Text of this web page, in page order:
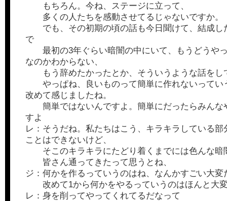
もちろん。今ね、ステージに立って、
多くの人たちを感動させてるじゃないですか。
でも、その初期の頃の話も今日聞けて、結成し
で
最初の3年ぐらい暗闇の中にいて、もうどうや
なのかわからない、
もう辞めたかったとか、そういうような話をし
やっぱね、良いものって簡単に作れないってい
改めて感じましたね。
簡単ではないんですよ。簡単にだったらみんな
すよ
レ：そうだね。私たちはこう、キラキラしている部
ことはできないけど、
そこのキラキラにたどり着くまでには色んな暗
皆さん通ってきたって思うとね、
ジ：何かを作るっていうのはね、なんかすごい大変
改めて1から何かをやるっていうのはほんと大
レ：身を削ってやってくれてるだなって